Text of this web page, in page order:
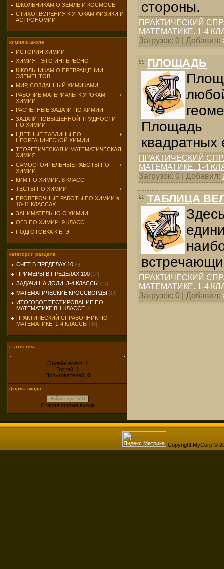
ШКОЛЬНИКАМ О ЗЕМЛЕ И КОСМОСЕ
СТИХОТВОРЕНИЯ К УРОКАМ ФИЗИКИ И
АСТРОНОМИИ
химия в школе
ИСТОРИЯ ХИМИИ
ХИМИЯ - ЭТО ИНТЕРЕСНО
ШКОЛЬНИКАМ О ПРЕВРАЩЕНИИ
ЭЛЕМЕНТОВ
МИР, СОЗДАННЫЙ ХИМИКАМИ
РАБОЧИЕ МАТЕРИАЛЫ К УРОКАМ
ХИМИИ
РАСЧЕТНЫЕ ЗАДАЧИ ПО ХИМИИ
ЗАДАЧИ ПОВЫШЕННОЙ ТРУДНОСТИ
ПО ХИМИИ
ЦВЕТНЫЕ ТАБЛИЦЫ ПО
НЕОРГАНИЧЕСКОЙ ХИМИИ
ТЕОРЕТИЧЕСКАЯ И МАТЕМАТИЧЕСКАЯ
ХИМИЯ
САМОСТОЯТЕЛЬНЫЕ РАБОТЫ ПО
ХИМИИ
КИМ ПО ХИМИИ. 8 КЛАСС
ТЕСТЫ ПО ХИМИИ
ПРОВЕРОЧНЫЕ РАБОТЫ ПО ХИМИИ в
10-11 КЛАССАХ
ЗАНИМАТЕЛЬНО О ХИМИИ
ОГЭ ПО ХИМИИ. 9 КЛАСС
ПОДГОТОВКА К ЕГЭ
категории раздела
СЧЕТ В ПРЕДЕЛАХ 10 [6]
ПРИМЕРЫ В ПРЕДЕЛАХ 100 [14]
ЗАДАЧИ НА ДОЛИ. 3-4 КЛАССЫ [14]
МАТЕМАТИЧЕСКИЕ КРОССВОРДЫ [14]
ИТОГОВОЕ ТЕСТИРОВАНИЕ ПО
МАТЕМАТИКЕ В 1 КЛАССЕ [9]
ПРАКТИЧЕСКИЙ СПРАВОЧНИК ПО
МАТЕМАТИКЕ. 1-4 КЛАССЫ [46]
статистика
Онлайн всего: 1
Гостей: 1
Пользователей: 0
форма входа
Войти через uID
Старая форма входа
стороны.
ПРАКТИЧЕСКИЙ
МАТЕМАТИКЕ. 1-4
Загрузок: 0 | Добавил:
ПЛОЩАДЬ
Площадь
квадратных
ПРАКТИЧЕСКИЙ
МАТЕМАТИКЕ. 1-4
Загрузок: 0 | Добавил:
ТАБЛИЦА
ПРАКТИЧЕСКИЙ
МАТЕМАТИКЕ. 1-4
Загрузок: 0 | Добавил:
Copyright MyCorp ©